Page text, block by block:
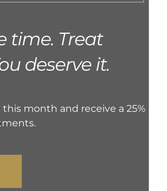
time. Treat
deserve it.
month and receive a 25%